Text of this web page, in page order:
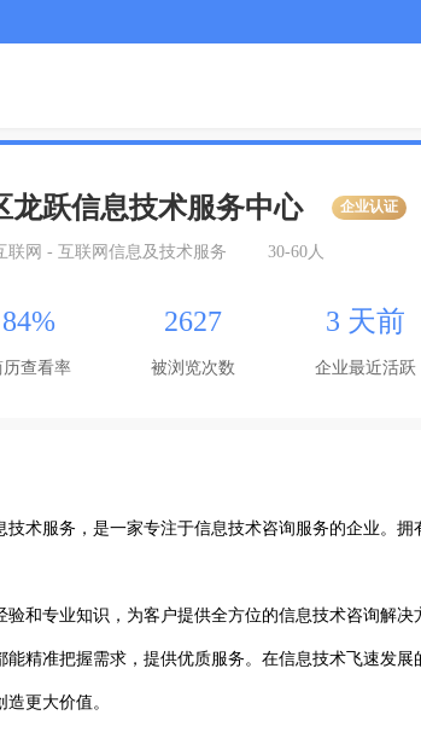
龙跃信息技术服务中心 企业认证
联网 - 互联网信息及技术服务 30-60人
84%
历查看率
2627
被浏览次数
3 天前
企业最近活跃
技术服务，是一家专注于信息技术咨询服务的企业。拥
验和专业知识，为客户提供全方位的信息技术咨询解
能精准把握需求，提供优质服务。在信息技术飞速发
更大价值。